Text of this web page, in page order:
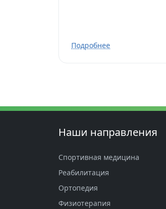
Подробнее
Наши направления
Спортивная медицина
Реабилитация
Ортопедия
Физиотерапия